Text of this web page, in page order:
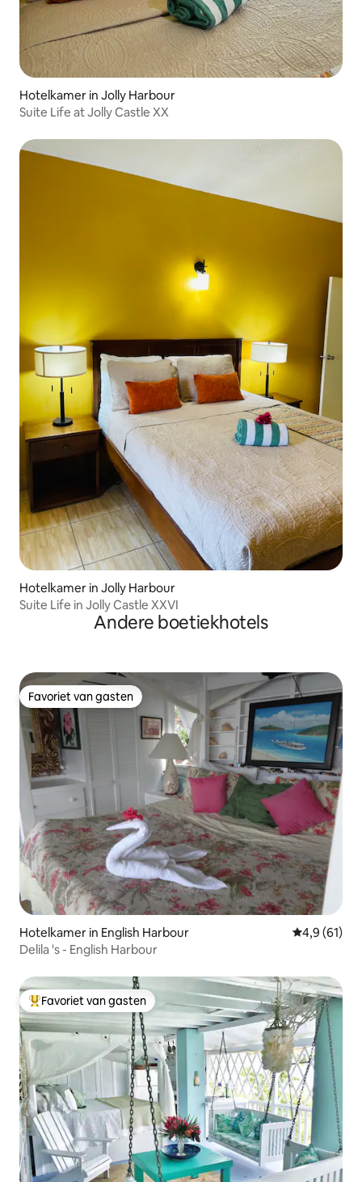
Hotelkamer in Jolly Harbour
Suite Life at Jolly Castle XX
Hotelkamer in Jolly Harbour
Suite Life in Jolly Castle XXVI
Andere boetiekhotels
Favoriet van gasten
Favoriet van gasten
Hotelkamer in English Harbour
4,9 (61)
Delila 's - English Harbour
Topfavoriet van gasten
Favoriet van gasten